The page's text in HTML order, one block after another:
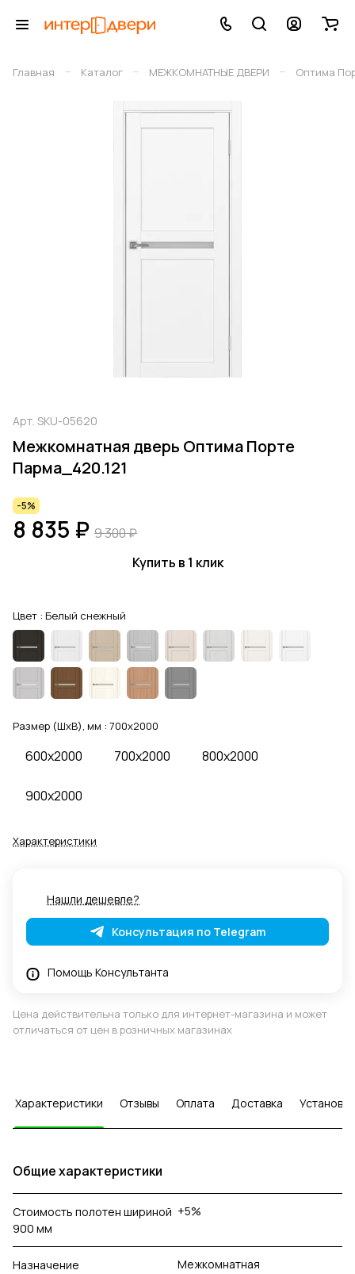
Главная – Каталог – МЕЖКОМНАТНЫЕ ДВЕРИ – Оптима
Арт. SKU-05620
Межкомнатная дверь Оптима Порте
Парма_420.121
-5%
8 835 ₽ 9 300 ₽
Купить в 1 клик
Цвет : Белый снежный
Размер (ШхВ), мм : 700x2000
600x2000 700x2000 800x2000
900x2000
Характеристики
Нашли дешевле?
Консультация по Telegram
Помощь Консультанта
Цена действительна только для интернет-магазина и может
отличаться от цен в розничных магазинах
Характеристики Отзывы Оплата Доставка Установка
Общие характеристики
Стоимость полотен шириной
900 мм
+5%
Назначение Межкомнатная